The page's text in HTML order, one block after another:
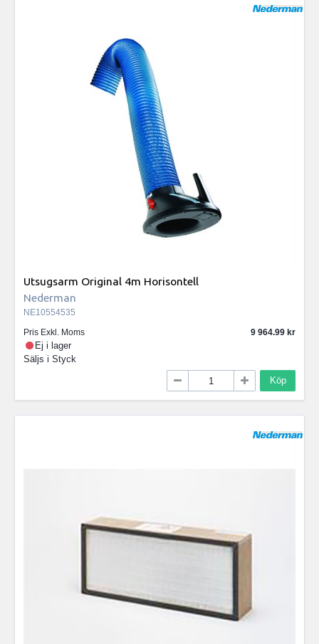
Utsugsarm Original 4m Horisontell
Nederman
NE10554535
Pris Exkl. Moms
9 964.99
Ej i lager
Säljs i Styck
Köp